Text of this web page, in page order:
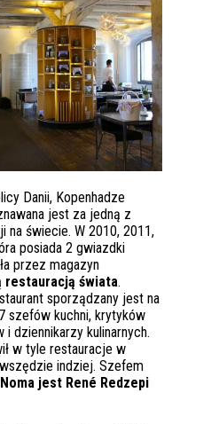
Danii, Kopenhadze
jest za jedną z
na świecie. W 2010, 2011,
posiada 2 gwiazdki
przez magazyn
restauracją świata.
sporządzany jest na
szefów kuchni, krytyków
i dziennikarzy kulinarnych.
w tyle restauracje w
indziej. Szefem
jest René Redzepi